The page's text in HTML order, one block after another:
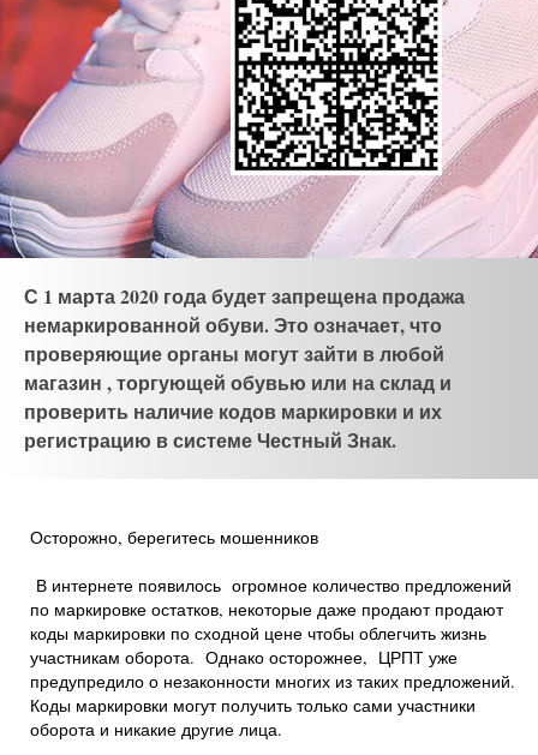
С 1 марта 2020 года будет запрещена продажа
немаркированной обуви. Это означает, что
проверяющие органы могут зайти в любой
магазин , торгующей обувью или на склад и
проверить наличие кодов маркировки и их
регистрацию в системе Честный Знак.
Осторожно, берегитесь мошенников
В интернете появилось огромное количество предложений
по маркировке остатков, некоторые даже продают продают
коды маркировки по сходной цене чтобы облегчить жизнь
участникам оборота. Однако осторожнее, ЦРПТ уже
предупредило о незаконности многих из таких предложений.
Коды маркировки могут получить только сами участники
оборота и никакие другие лица.